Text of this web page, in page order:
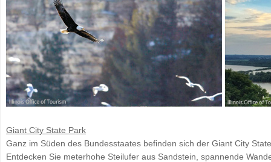
Giant City State Park
Ganz im Süden des Bundesstaates befinden sich der Giant City
Entdecken Sie meterhohe Steilufer aus Sandstein, spannende